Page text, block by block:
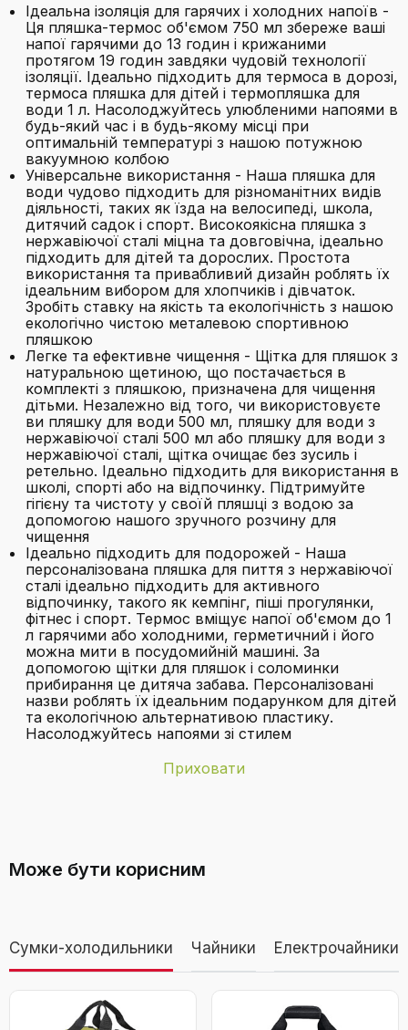
Ідеальна ізоляція для гарячих і холодних напоїв -
Ця пляшка-термос об'ємом 750 мл збереже ваші
напої гарячими до 13 годин і крижаними
протягом 19 годин завдяки чудовій технології
ізоляції. Ідеально підходить для термоса в дорозі,
термоса пляшка для дітей і термопляшка для
води 1 л. Насолоджуйтесь улюбленими напоями в
будь-який час і в будь-якому місці при
оптимальній температурі з нашою потужною
вакуумною колбою
Універсальне використання - Наша пляшка для
води чудово підходить для різноманітних видів
діяльності, таких як їзда на велосипеді, школа,
дитячий садок і спорт. Високоякісна пляшка з
нержавіючої сталі міцна та довговічна, ідеально
підходить для дітей та дорослих. Простота
використання та привабливий дизайн роблять їх
ідеальним вибором для хлопчиків і дівчаток.
Зробіть ставку на якість та екологічність з нашою
екологічно чистою металевою спортивною
пляшкою
Легке та ефективне чищення - Щітка для пляшок з
натуральною щетиною, що постачається в
комплекті з пляшкою, призначена для чищення
дітьми. Незалежно від того, чи використовуєте
ви пляшку для води 500 мл, пляшку для води з
нержавіючої сталі 500 мл або пляшку для води з
нержавіючої сталі, щітка очищає без зусиль і
ретельно. Ідеально підходить для використання в
школі, спорті або на відпочинку. Підтримуйте
гігієну та чистоту у своїй пляшці з водою за
допомогою нашого зручного розчину для
чищення
Ідеально підходить для подорожей - Наша
персоналізована пляшка для пиття з нержавіючої
сталі ідеально підходить для активного
відпочинку, такого як кемпінг, піші прогулянки,
фітнес і спорт. Термос вміщує напої об'ємом до 1
л гарячими або холодними, герметичний і його
можна мити в посудомийній машині. За
допомогою щітки для пляшок і соломинки
прибирання це дитяча забава. Персоналізовані
назви роблять їх ідеальним подарунком для дітей
та екологічною альтернативою пластику.
Насолоджуйтесь напоями зі стилем
Приховати
Включені
1x змінний ущільнювач із твердого
ізоляцією, щітка для чищення натуральної
щетини, карабін для відстеження
8,5 сантиметрів
Преміальна термос-пляшка з
ізольована, з натуральною щіткою,
герметична, придатна для миття в
Чи дійсно пляшка герметична? Чи не
протікає вона?
Може бути корисним
Сумки-холодильники Чайники Електрочайники